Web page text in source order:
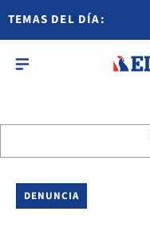
TEMAS DEL DÍA:
DENUNCIA